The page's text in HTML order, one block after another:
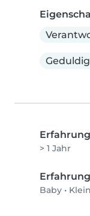
Geduldig
Erfahrung
> 1 Jahr
Baby •